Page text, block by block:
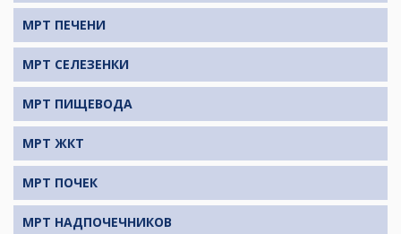
МРТ ПЕЧЕНИ
МРТ СЕЛЕЗЕНКИ
МРТ ПИЩЕВОДА
МРТ ЖКТ
МРТ ПОЧЕК
МРТ НАДПОЧЕЧНИКОВ